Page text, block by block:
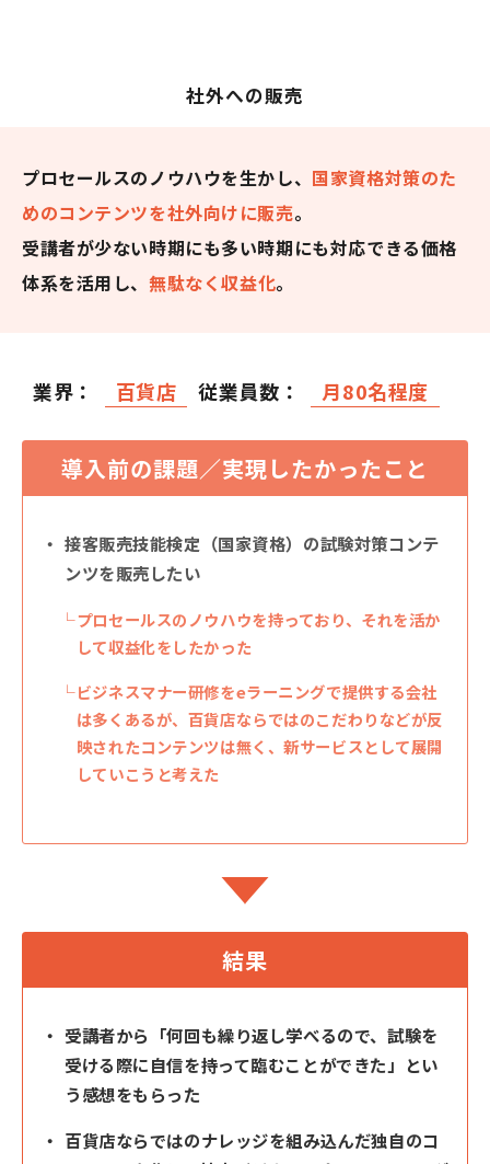
社外への販売
プロセールスのノウハウを生かし、 国家資格対策のた
めのコンテンツを社外向けに販売。
受講者が少ない時期にも多い時期にも対応できる価格
体系を活用し、無駄なく収益化。
業界： 百貨店 従業員数： 月80名程度
導入前の課題／実現したかったこと
接客販売技能検定（国家資格）の試験対策コンテ
ンツを販売したい
プロセールスのノウハウを持っており、それを活か
して収益化をしたかった
ビジネスマナー研修をeラーニングで提供する会社
は多くあるが、百貨店ならではのこだわりなどが反
映されたコンテンツは無く、新サービスとして展開
していこうと考えた
結果
受講者から「何回も繰り返し学べるので、試験を
受ける際に自信を持って臨むことができた」とい
う感想をもらった
百貨店ならではのナレッジを組み込んだ独自のコ